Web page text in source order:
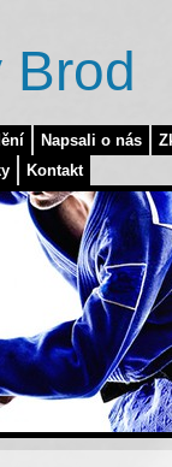
Napsali o nás
Kontakt
Brod